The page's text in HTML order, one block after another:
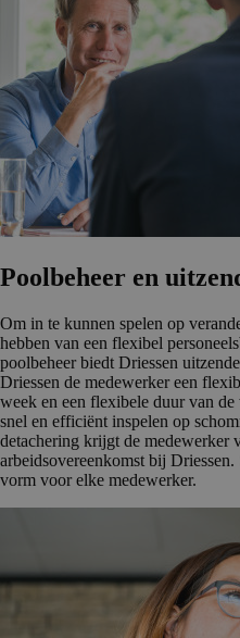
Poolbeheer en
Om in te kunnen spelen op
hebben van een flexibel
poolbeheer biedt Driessen
Driessen de medewerker een
week en een flexibele duur van
snel en efficiënt inspelen op
detachering krijgt de medewerker
arbeidsovereenkomst bij Driessen.
vorm voor elke medewerker.